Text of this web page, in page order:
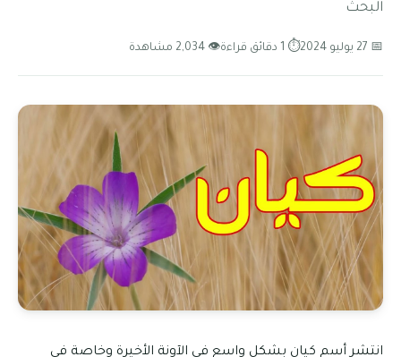
البحث
📅 27 يوليو 2024 ⏱ 1 دقائق قراءة 👁 2,034 مشاهدة
انتشر أسم كيان بشكل واسع في الآونة الأخيرة وخاصة في